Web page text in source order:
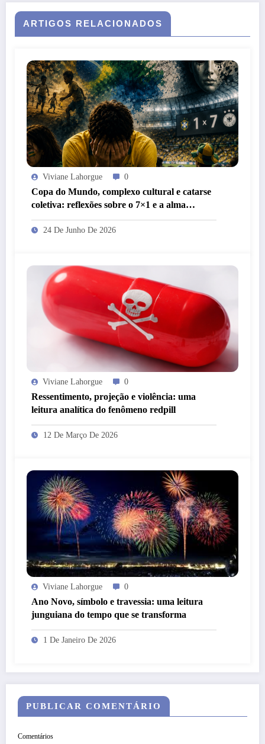
ARTIGOS RELACIONADOS
Viviane Lahorgue 0
Copa do Mundo, complexo cultural e catarse
coletiva: reflexões sobre o 7×1 e a alma
brasileira
24 De Junho De 2026
Viviane Lahorgue 0
Ressentimento, projeção e violência: uma
leitura analítica do fenômeno redpill
12 De Março De 2026
Viviane Lahorgue 0
Ano Novo, símbolo e travessia: uma leitura
junguiana do tempo que se transforma
1 De Janeiro De 2026
PUBLICAR COMENTÁRIO
Comentários